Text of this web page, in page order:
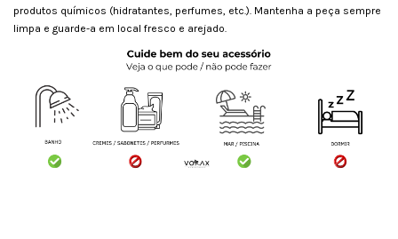
produtos químicos (hidratantes, perfumes, etc.). Mantenha a peça sempre
limpa e guarde-a em local fresco e arejado.